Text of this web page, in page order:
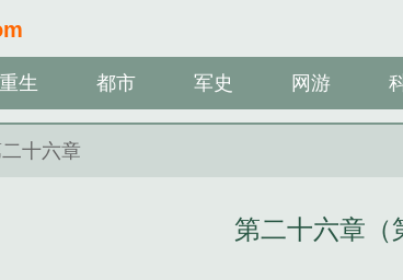
重生 都市 军史 网游
十六章
第二十六章（